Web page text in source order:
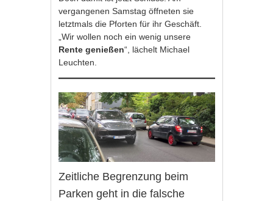
vergangenen Samstag öffneten sie
letztmals die Pforten für ihr Geschäft.
„Wir wollen noch ein wenig unsere
Rente genießen“, lächelt Michael
Leuchten.
Zeitliche Begrenzung beim
Parken geht in die falsche